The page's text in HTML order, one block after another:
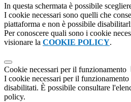
In questa schermata è possibile
I cookie necessari sono quelli che
piattaforma e non è possibile
Per conoscere quali sono i cookie
visionare la COOKIE POLICY.
Cookie necessari per il funzionamento
I cookie necessari per il funzionamento
disabilitati. È possibile consultare
policy.